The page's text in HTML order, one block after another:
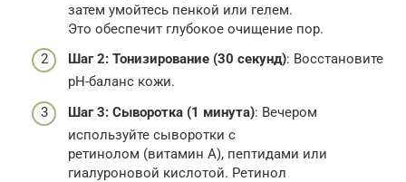
затем умойтесь пенкой или гелем.
Это обеспечит глубокое очищение пор.
Шаг 2: Тонизирование (30 секунд): Восстановите
pH-баланс кожи.
Шаг 3: Сыворотка (1 минута): Вечером
используйте сыворотки с
ретинолом (витамин А), пептидами или
гиалуроновой кислотой. Ретинол